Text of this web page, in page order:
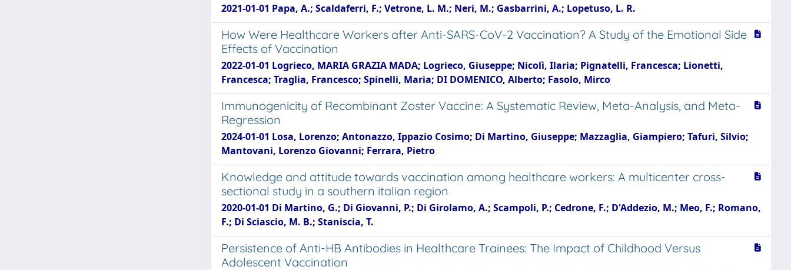
2021-01-01 Papa, A.; Scaldaferri, F.; Vetrone, L. M.; Neri, M.; Gasbarrini, A.; Lopetuso, L. R.
How Were Healthcare Workers after Anti-SARS-CoV-2 Vaccination? A Study of the Emotional Side
Effects of Vaccination
2022-01-01 Logrieco, MARIA GRAZIA MADA; Logrieco, Giuseppe; Nicolì, Ilaria; Pignatelli, Francesca; Lionetti,
Francesca; Traglia, Francesco; Spinelli, Maria; DI DOMENICO, Alberto; Fasolo, Mirco
Immunogenicity of Recombinant Zoster Vaccine: A Systematic Review, Meta-Analysis, and Meta-
Regression
2024-01-01 Losa, Lorenzo; Antonazzo, Ippazio Cosimo; Di Martino, Giuseppe; Mazzaglia, Giampiero; Tafuri, Silvio;
Mantovani, Lorenzo Giovanni; Ferrara, Pietro
Knowledge and attitude towards vaccination among healthcare workers: A multicenter cross-
sectional study in a southern italian region
2020-01-01 Di Martino, G.; Di Giovanni, P.; Di Girolamo, A.; Scampoli, P.; Cedrone, F.; D'Addezio, M.; Meo, F.; Romano,
F.; Di Sciascio, M. B.; Staniscia, T.
Persistence of Anti-HB Antibodies in Healthcare Trainees: The Impact of Childhood Versus
Adolescent Vaccination